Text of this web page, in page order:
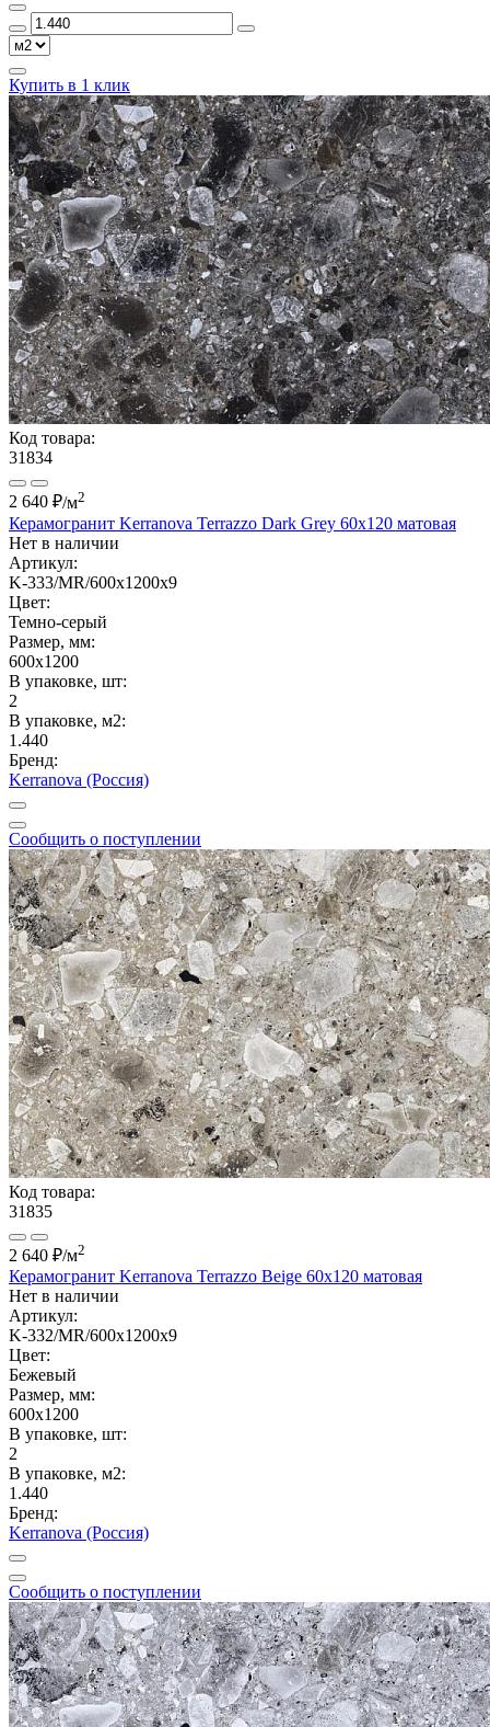
Купить в 1 клик
Код товара:
31834
2 640 ₽/м2
Керамогранит Kerranova Terrazzo Dark Grey 60x120 матовая
Нет в наличии
Артикул:
K-333/MR/600x1200x9
Цвет:
Темно-серый
Размер, мм:
600x1200
В упаковке, шт:
2
В упаковке, м2:
1.440
Бренд:
Kerranova (Россия)
Сообщить о поступлении
Код товара:
31835
2 640 ₽/м2
Керамогранит Kerranova Terrazzo Beige 60x120 матовая
Нет в наличии
Артикул:
K-332/MR/600x1200x9
Цвет:
Бежевый
Размер, мм:
600x1200
В упаковке, шт:
2
В упаковке, м2:
1.440
Бренд:
Kerranova (Россия)
Сообщить о поступлении